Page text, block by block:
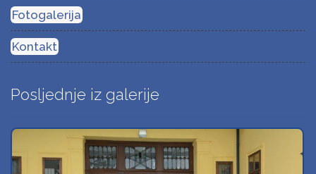
Fotogalerija
Kontakt
Posljednje iz galerije